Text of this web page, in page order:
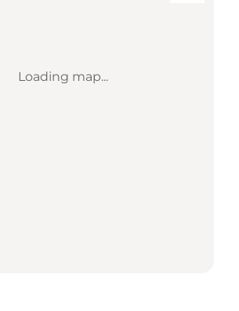
Loading map...